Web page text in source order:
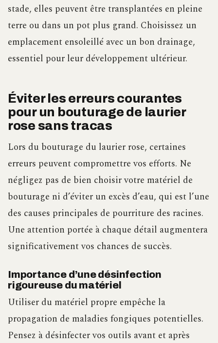
stade, elles peuvent être transplantées en pleine
terre ou dans un pot plus grand. Choisissez un
emplacement ensoleillé avec un bon drainage,
essentiel pour leur développement ultérieur.
Éviter les erreurs courantes
pour un bouturage de laurier
rose sans tracas
Lors du bouturage du laurier rose, certaines
erreurs peuvent compromettre vos efforts. Ne
négligez pas de bien choisir votre matériel de
bouturage ni d’éviter un excès d’eau, qui est l’une
des causes principales de pourriture des racines.
Une attention portée à chaque détail augmentera
significativement vos chances de succès.
Importance d’une désinfection
rigoureuse du matériel
Utiliser du matériel propre empêche la
propagation de maladies fongiques potentielles.
Pensez à désinfecter vos outils avant et après